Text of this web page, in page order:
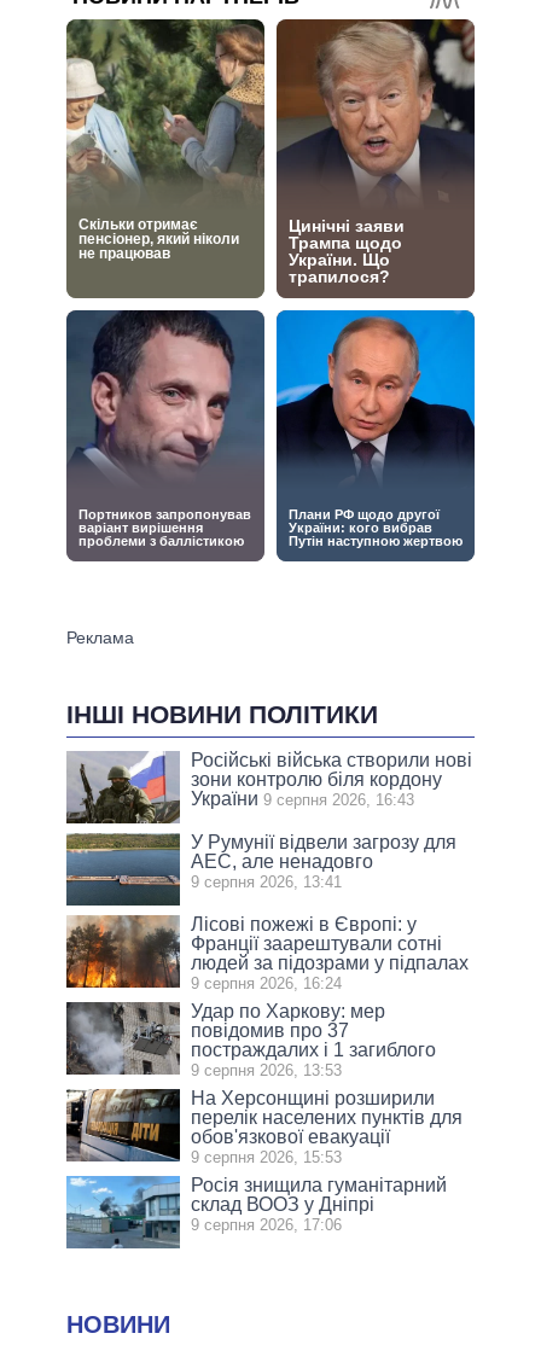
ІНШІ НОВИНИ ПОЛІТИКИ
Російські війська створили нові
зони контролю біля кордону
України 9 серпня 2026, 16:43
У Румунії відвели загрозу для
АЕС, але ненадовго
9 серпня 2026, 13:41
Лісові пожежі в Європі: у
Франції заарештували сотні
людей за підозрами у підпалах
9 серпня 2026, 16:24
Удар по Харкову: мер
повідомив про 37
постраждалих і 1 загиблого
9 серпня 2026, 13:53
На Херсонщині розширили
перелік населених пунктів для
обов'язкової евакуації
9 серпня 2026, 15:53
Росія знищила гуманітарний
склад ВООЗ у Дніпрі
9 серпня 2026, 17:06
НОВИНИ